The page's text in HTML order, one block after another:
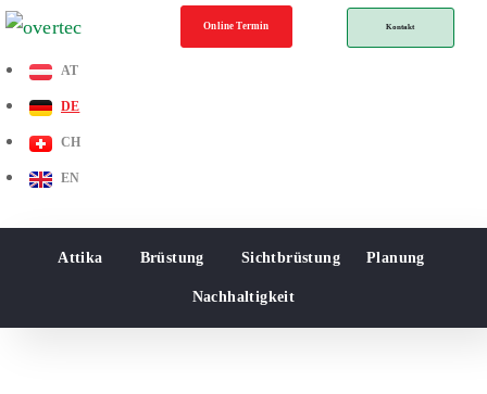
Online Termin Kontakt
AT
DE
CH
EN
Attika Brüstung Sichtbrüstung Planung
Nachhaltigkeit